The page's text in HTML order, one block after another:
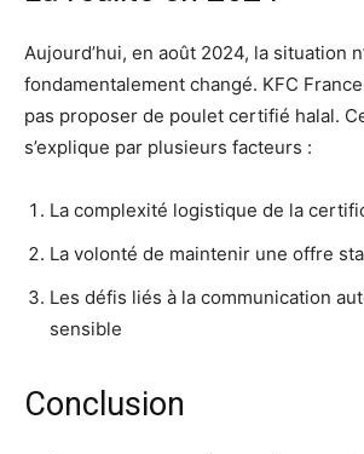
Aujourd’hui, en août 2024, la situation
fondamentalement changé. KFC
pas proposer de poulet certifié halal.
s’explique par plusieurs facteurs :
La complexité logistique de la
La volonté de maintenir une offre
Les défis liés à la communication
sensible
Conclusion